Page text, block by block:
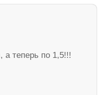
теперь по 1,5!!!